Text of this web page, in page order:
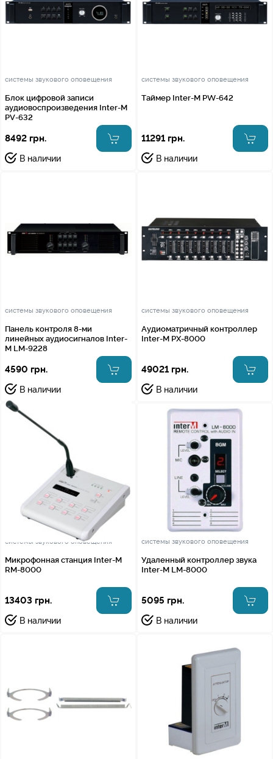
системы звукового оповещения
Блок цифровой записи
аудиовоспроизведения Inter-M
PV-632
8492 грн.
В наличии
системы звукового оповещения
Таймер Inter-M PW-642
11291 грн.
В наличии
системы звукового оповещения
Панель контроля 8-ми
линейных аудиосигналов Inter-
M LM-9228
4590 грн.
В наличии
системы звукового оповещения
Аудиоматричный контроллер
Inter-M PX-8000
49021 грн.
В наличии
системы звукового оповещения
Микрофонная станция Inter-M
RM-8000
13403 грн.
В наличии
системы звукового оповещения
Удаленный контроллер звука
Inter-M LM-8000
5095 грн.
В наличии